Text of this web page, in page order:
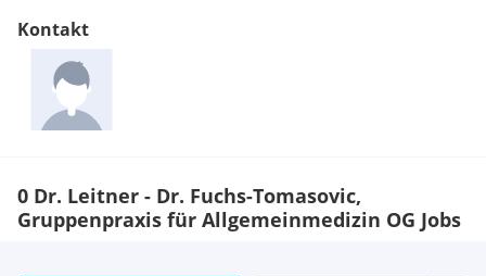
Kontakt
0 Dr. Leitner - Dr. Fuchs-Tomasovic,
Gruppenpraxis für Allgemeinmedizin OG Jobs